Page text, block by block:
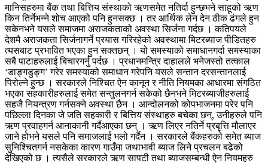
मानिसहरुमा बैंक तथा बित्तिय संस्थाको ऋणसमेत नतिर्दा हुन्छभने साहूको ऋण
किन तिर्नेभन्ने शोच आएको पनि हुनसक्छ । तर आर्थिक लेन देन ठीक ढंगले हुन
सकेनभने यसले समाजमा अराजकताको अवस्था सिर्जना गर्दछ । कतिपयले
देशमै अराजकता सिर्जनागर्ने प्रयास गरिरहेको अवस्थामा मिटरब्याज पीडितहरु
त्यसबाट प्रभावित भएका हुन सक्तछन् । यो समस्याको समाधानगर्दा समस्याका
सबै पाटाहरुलाई बिचारगर्नु पर्दछ । प्रधानमन्त्रि दाहालले भनेजस्तो तत्काल
‘डाङ्गडुङ्ग’ गरेर समस्याको समाधान गरेपनि यसले सन्तान दरसन्तानलाई
पिरोल्ने हुन्छ । सरकारले निश्चित ऐन कानून र नीति नियमका आधारमा संगठित
भएका सहकारीहरुलाई समेत सन्तुलनगर्न सकेको छैनभने मिटरब्याजीहरुलाई
सहजै नियन्त्रण गर्नसक्ने अवस्था छैन । आन्दोलनको कोपभाजनमा परेर पनि
पछिल्ला दिनका जे जति सहकारी र बित्तिय संस्थाहरु बचेका छन्, उनीहरुले पनि
ऋण प्रवाहगर्न आनाकानी गर्दैआएका छन् । ऋण लिएर नतिर्ने प्रबृत्ति मौलाएर
जाने होभने यसले पनि समाजलाई भलो गर्दैन । सरकारले बैंकहरुको समेत ब्याज
सुनिश्चितगर्न नसकेका कारण गाउँमा जथाभावी ब्याज लिने प्रचलन बढेको
देखिएको छ । त्यसैले सरकारले ऋण सापटी तथा ब्याजसम्बन्धी ऐन नियमहरु